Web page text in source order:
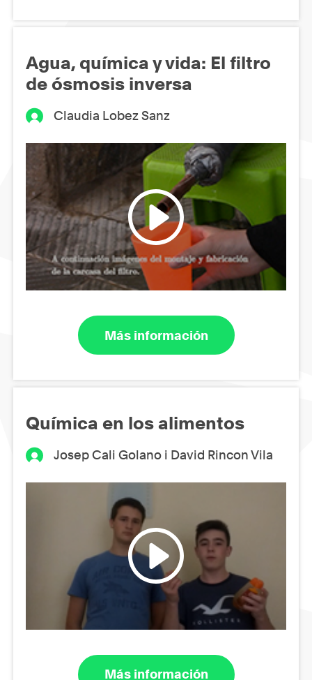
Agua, química y vida: El filtro
de ósmosis inversa
Claudia Lobez Sanz
Más información
Química en los alimentos
Josep Cali Golano i David Rincon Vila
Más información